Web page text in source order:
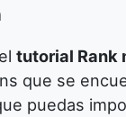
tutorial Rank
que se
puedas